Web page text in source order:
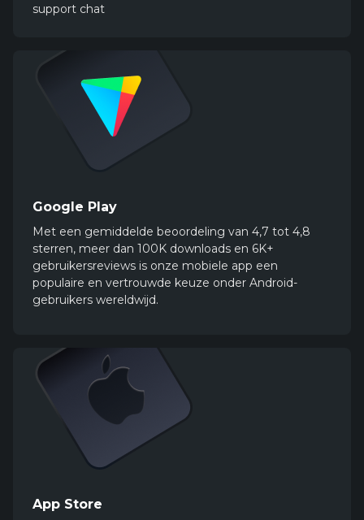
support chat
Google Play
Met een gemiddelde beoordeling van 4,7 tot 4,8
sterren, meer dan 100K downloads en 6K+
gebruikersreviews is onze mobiele app een
populaire en vertrouwde keuze onder Android-
gebruikers wereldwijd.
App Store